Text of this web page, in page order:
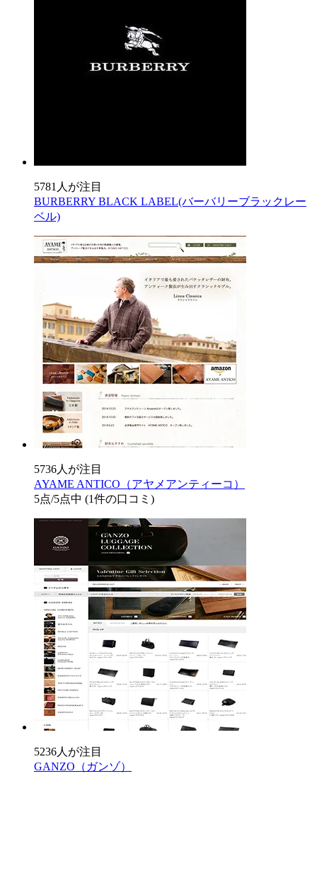
5781人が注目
BURBERRY BLACK LABEL(バーバリーブラックレー
ベル)
5736人が注目
AYAME ANTICO（アヤメアンティーコ）
5点/5点中 (1件の口コミ)
5236人が注目
GANZO（ガンゾ）